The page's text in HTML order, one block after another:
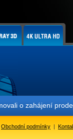
zahájení prodeje
Obchodní podmínky |